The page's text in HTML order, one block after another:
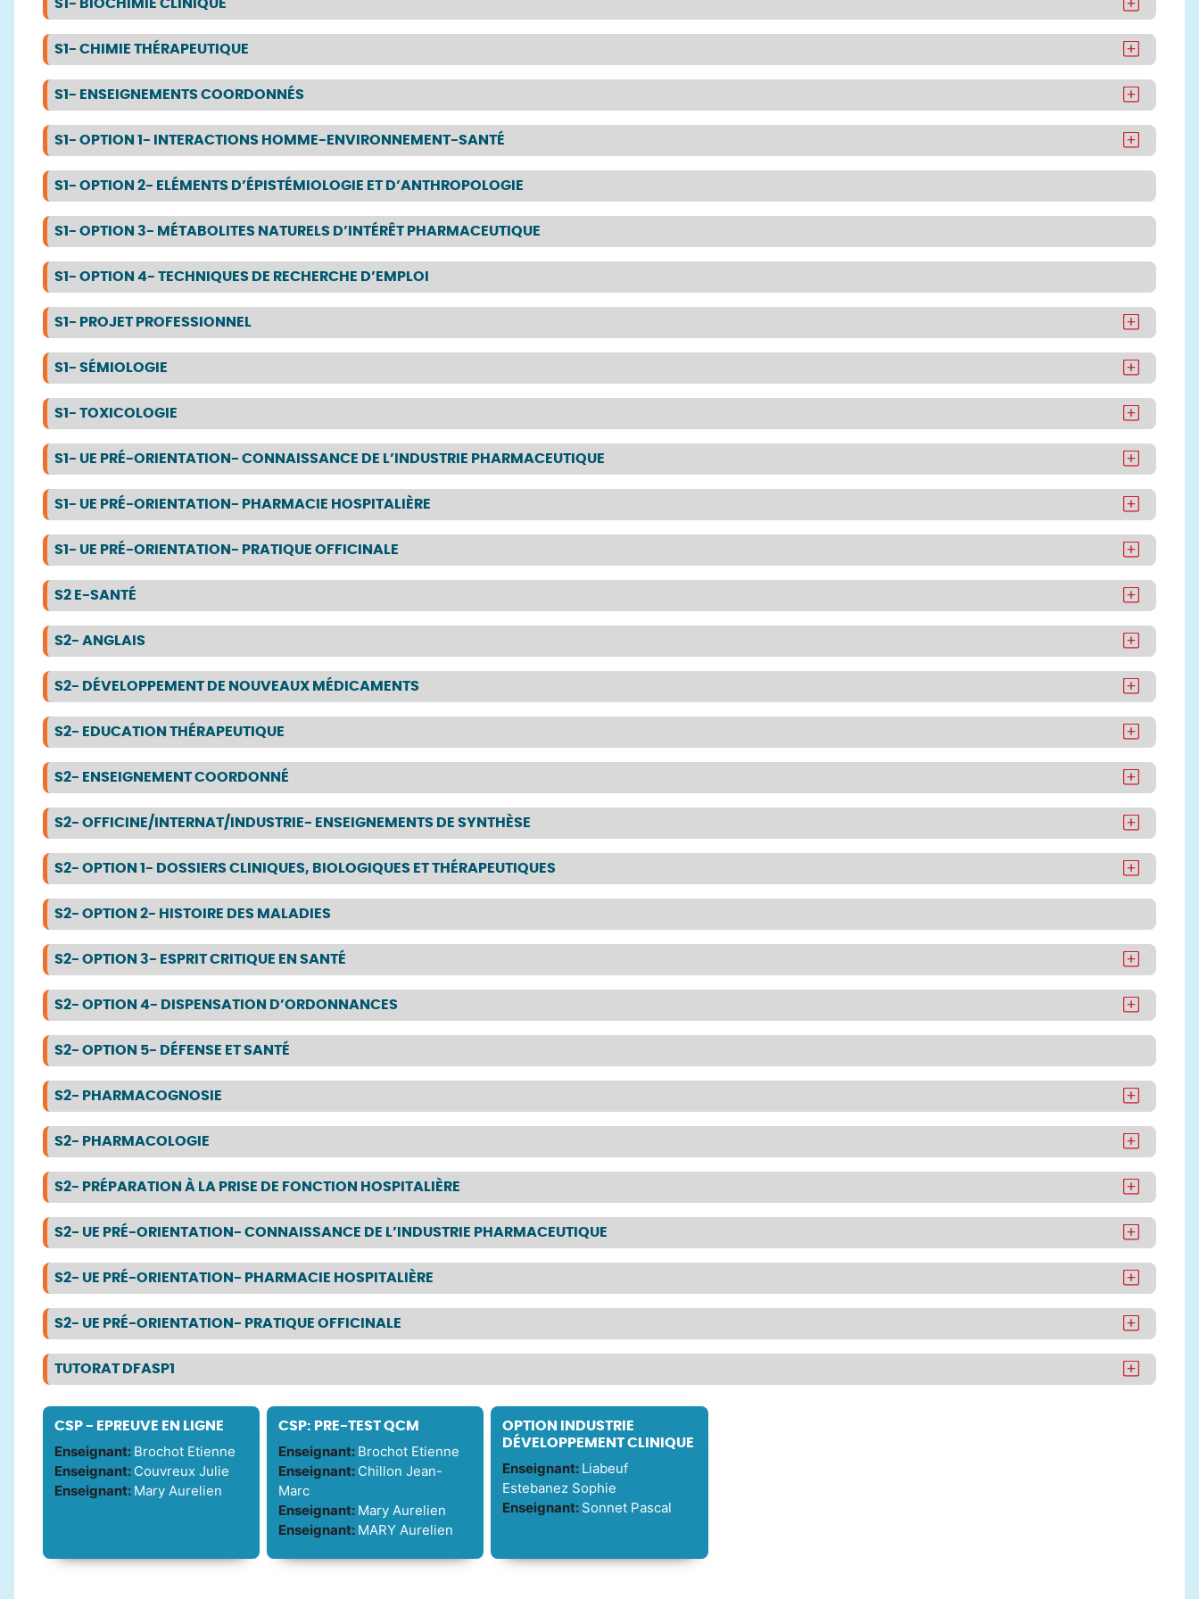
S1- BIOCHIMIE CLINIQUE
S1- CHIMIE THÉRAPEUTIQUE
S1- ENSEIGNEMENTS COORDONNÉS
S1- OPTION 1- INTERACTIONS HOMME-ENVIRONNEMENT-SANTÉ
S1- OPTION 2- ELÉMENTS D’ÉPISTÉMIOLOGIE ET D’ANTHROPOLOGIE
S1- OPTION 3- MÉTABOLITES NATURELS D’INTÉRÊT PHARMACEUTIQUE
S1- OPTION 4- TECHNIQUES DE RECHERCHE D’EMPLOI
S1- PROJET PROFESSIONNEL
S1- SÉMIOLOGIE
S1- TOXICOLOGIE
S1- UE PRÉ-ORIENTATION- CONNAISSANCE DE L’INDUSTRIE PHARMACEUTIQUE
S1- UE PRÉ-ORIENTATION- PHARMACIE HOSPITALIÈRE
S1- UE PRÉ-ORIENTATION- PRATIQUE OFFICINALE
S2 E-SANTÉ
S2- ANGLAIS
S2- DÉVELOPPEMENT DE NOUVEAUX MÉDICAMENTS
S2- EDUCATION THÉRAPEUTIQUE
S2- ENSEIGNEMENT COORDONNÉ
S2- OFFICINE/INTERNAT/INDUSTRIE- ENSEIGNEMENTS DE SYNTHÈSE
S2- OPTION 1- DOSSIERS CLINIQUES, BIOLOGIQUES ET THÉRAPEUTIQUES
S2- OPTION 2- HISTOIRE DES MALADIES
S2- OPTION 3- ESPRIT CRITIQUE EN SANTÉ
S2- OPTION 4- DISPENSATION D’ORDONNANCES
S2- OPTION 5- DÉFENSE ET SANTÉ
S2- PHARMACOGNOSIE
S2- PHARMACOLOGIE
S2- PRÉPARATION À LA PRISE DE FONCTION HOSPITALIÈRE
S2- UE PRÉ-ORIENTATION- CONNAISSANCE DE L’INDUSTRIE PHARMACEUTIQUE
S2- UE PRÉ-ORIENTATION- PHARMACIE HOSPITALIÈRE
S2- UE PRÉ-ORIENTATION- PRATIQUE OFFICINALE
TUTORAT DFASP1
CSP - EPREUVE EN LIGNE
Enseignant: Brochot Etienne
Enseignant: Couvreux Julie
Enseignant: Mary Aurelien
CSP: PRE-TEST QCM
Enseignant: Brochot Etienne
Enseignant: Chillon Jean-
Marc
Enseignant: Mary Aurelien
Enseignant: MARY Aurelien
OPTION INDUSTRIE
DÉVELOPPEMENT CLINIQUE
Enseignant: Liabeuf
Estebanez Sophie
Enseignant: Sonnet Pascal